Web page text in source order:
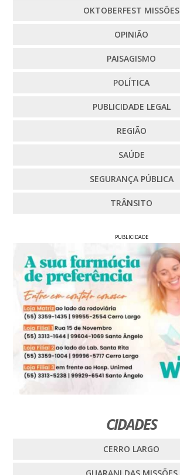
OKTOBERFEST MISSÕES
OPINIÃO
PAISAGISMO
POLÍTICA
PUBLICIDADE LEGAL
REGIÃO
SAÚDE
SEGURANÇA PÚBLICA
TRÂNSITO
PUBLICIDADE
CIDADES
CERRO LARGO